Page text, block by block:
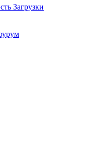
Загрузки